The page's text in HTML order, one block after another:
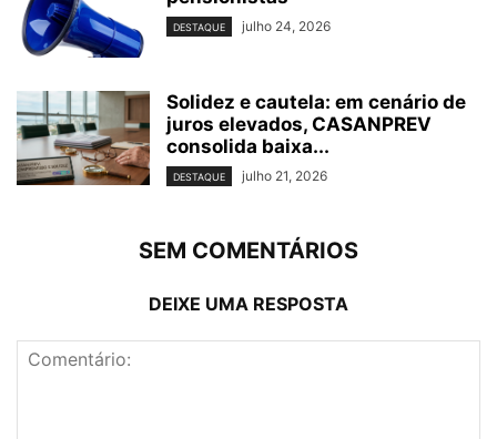
DESTAQUE julho 24, 2026
Solidez e cautela: em cenário de
juros elevados, CASANPREV
consolida baixa...
DESTAQUE julho 21, 2026
SEM COMENTÁRIOS
DEIXE UMA RESPOSTA